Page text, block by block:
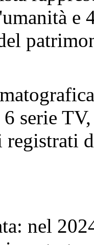
e
6 serie
registrati
nel